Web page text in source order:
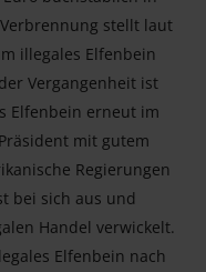
stellt laut
illegales Elfenbein
Vergangenheit ist
Elfenbein erneut im
mit gutem
Regierungen
bei sich aus und
Handel verwickelt.
Elfenbein nach